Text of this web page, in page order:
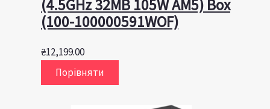
(4.5GHz 32MB 105W AM5) Box
(100-100000591WOF)
₴12,199.00
Порівняти